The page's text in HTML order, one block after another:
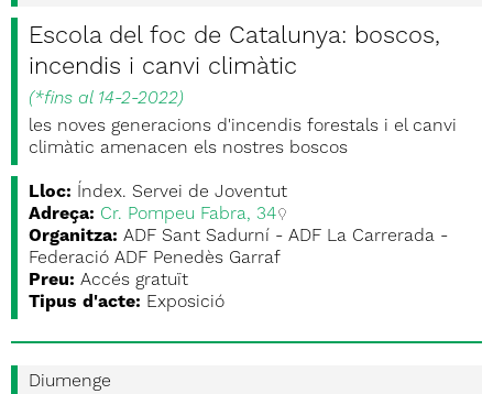
Escola del foc de Catalunya: boscos,
incendis i canvi climàtic
(*fins al 14-2-2022)
les noves generacions d'incendis forestals i el canvi
climàtic amenacen els nostres boscos
Lloc:
Índex. Servei de Joventut
Adreça: Cr. Pompeu Fabra, 34
Organitza: ADF Sant Sadurní - ADF La Carrerada -
Federació ADF Penedès Garraf
Preu: Accés gratuït
Tipus d'acte: Exposició
Diumenge